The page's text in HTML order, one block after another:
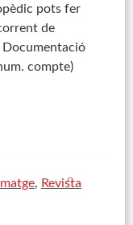
pots fer
de
Documentació
compte)
Imatge, Revista